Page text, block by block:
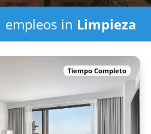
empleos in Limpieza
Tiempo Completo